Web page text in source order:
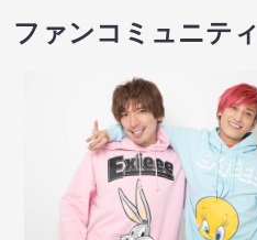
ファンコミュニティ